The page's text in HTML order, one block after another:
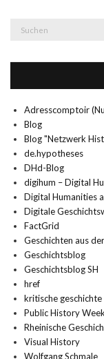
Adresscomptoir
Blog
Blog "Netzwerk
de.hypotheses
DHd-Blog
digihum – Digital
Digital Humanities
Digitale
FactGrid
Geschichten aus
Geschichtsblog
Geschichtsblog SH
href
kritische geschichte
Public History
Rheinische
Visual History
Wolfgang Schmale